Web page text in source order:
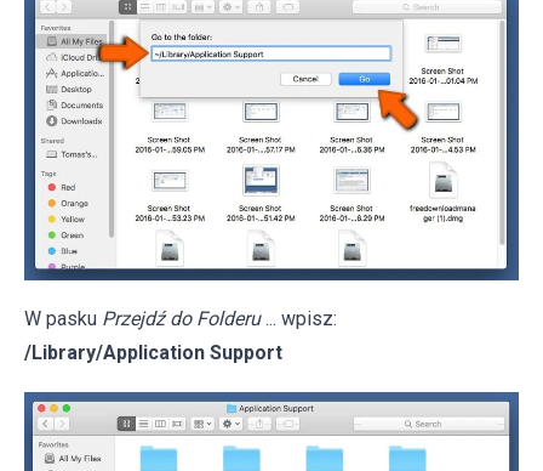
W pasku Przejdź do Folderu ... wpisz:
/Library/Application Support